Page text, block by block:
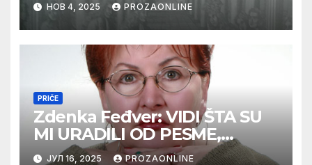
НОВ 4, 2025 PROZAONLINE
PRIČE
Zdenka Feđver: VIDI ŠTA SU
MI URADILI OD PESME,
MAMA*
ЈУЛ 16, 2025 PROZAONLINE